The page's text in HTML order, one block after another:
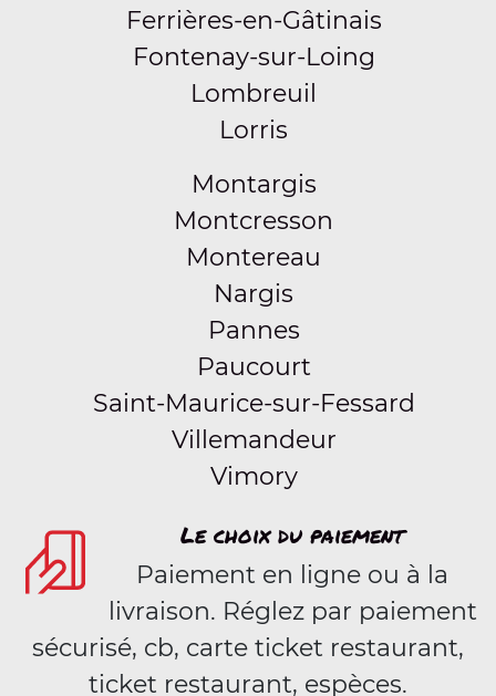
Ferrières-en-Gâtinais
Fontenay-sur-Loing
Lombreuil
Lorris
Montargis
Montcresson
Montereau
Nargis
Pannes
Paucourt
Saint-Maurice-sur-Fessard
Villemandeur
Vimory
Le choix du paiement
Paiement en ligne ou à la
livraison. Réglez par paiement
sécurisé, cb, carte ticket restaurant,
ticket restaurant, espèces.